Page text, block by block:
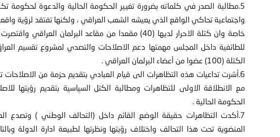
5.مطالبة الصدر في كلماته بضرورة تغيير الحكومة الحالية والدعوة لحكومة
واجتماعية تحاكي الواقع الذي يعيشه الشعب العراقي ، ولكنها تفتقد لرؤية
خاصة وان كتلة الاحرار لديها (40) مقعدا من مقاعد البرلمان
للطائفية داخل المجلس مهمتها دعم الاصلاحات والتصدي لمشروع تقسيم
الكتلة (100) عضوا من أعضاء البرلمان العراقي .
6.أشرت تداعيات هذه التظاهرات الى قيام العبادي بتقديم حزمة من
مع الانطلاقة الاولى للتظاهرات ومطالبة الكتل السياسية بتقديم رؤيتها
الحكومة الحالية .
7.أكدت التظاهرات حقيقة الوضع القائم داخل (التحالف الوطني ) وتصدع
المنضوية تحت هذا التحالف واختلاف رؤيتها ونظرتها لطبيعة ادارة الدولة